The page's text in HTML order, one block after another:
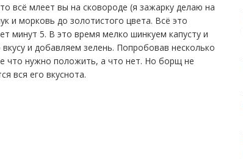
всё млеет вы на сковороде (я зажарку делаю на
и морковь до золотистого цвета. Всё это
минут 5. В это время мелко шинкуем капусту и
и добавляем зелень. Попробовав несколько
что нужно положить, а что нет. Но борщ не
вся его вкуснота.